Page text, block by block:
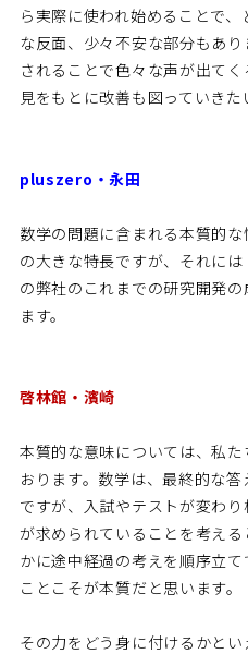
ら実際に使われ始めることで
な反面、少々不安な部分もあ
されることで色々な声が出て
見をもとに改善も図っていきた
pluszero・永田
数学の問題に含まれる本質的
の大きな特長ですが、それに
の弊社のこれまでの研究開発
ます。
啓林館・濱崎
本質的な意味については、私
おります。数学は、最終的な
ですが、入試やテストが変わ
が求められていることを考え
かに途中経過の考えを順序立
ことこそが本質だと思います。
その力をどう身に付けるかと